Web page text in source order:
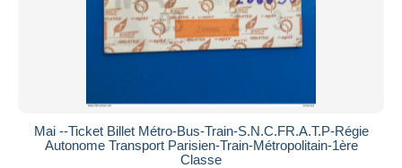
Mai --Ticket Billet Métro-Bus-Train-S.N.C.F️R.A.T.P-Régie
Autonome Transport Parisien-Train-Métropolitain-1ère
Classe